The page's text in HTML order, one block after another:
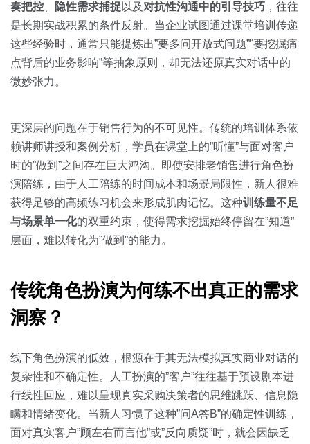
培训辅导
奏把控
隐性需求捕捉 以及 对抗性沟通中的引导技巧 ，往往
是长期实战积累的条件反射。当企业试图通过课堂培训传递
这些经验时，通常只能提炼出”要多问开放式问题””要挖掘痛
点背后的业务影响”等抽象原则，却无法还原真实对话中的
微妙张力。
更深层的问题在于销售行为的不可见性。传统的培训体系依
赖讲师讲授和案例分析，学员在课堂上的”听懂”与面对客户
时的”做到”之间存在巨大鸿沟。即使安排老销售进行角色扮
演陪练，由于人工陪练的时间成本和场景局限性，新人很难
获得足够的高频练习机会来形成肌肉记忆。这种训练量不足
与场景单一化的双重约束，使得需求挖掘始终停留在”知道”
层面，难以转化为”做到”的能力。
传统角色扮演为何练不出真正的需求
洞察？
线下角色扮演的低效，根源在于其无法模拟真实商业对话的
复杂性和不确定性。人工扮演的”客户”往往基于预设剧本进
行线性回应，难以呈现真实采购决策者的思维跳跃、信息隐
瞒和情绪变化。当新人习惯了这种”问A答B”的确定性训练，
面对真实客户”顾左右而言他”或”反向质疑”时，就会因缺乏